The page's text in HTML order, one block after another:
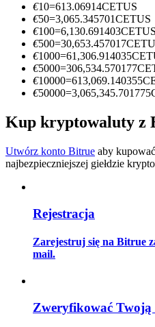
Informacja
Analiza Big Data, w tym
Przewodnik
€10=613.06914CETUS
€50=3,065.345701CETUS
€100=6,130.691403CETUS
€500=30,653.457017
€1000=61,306.914035
€5000=306,534.570177
€10000=613,069.140355
€50000=3,065,345.701775
Kup kryptowaluty z
Utwórz konto Bitrue aby
najbezpieczniejszej giełdzie
Rejestracja
Zarejestruj się na Bitrue
mail.
Zweryfikować Twoją